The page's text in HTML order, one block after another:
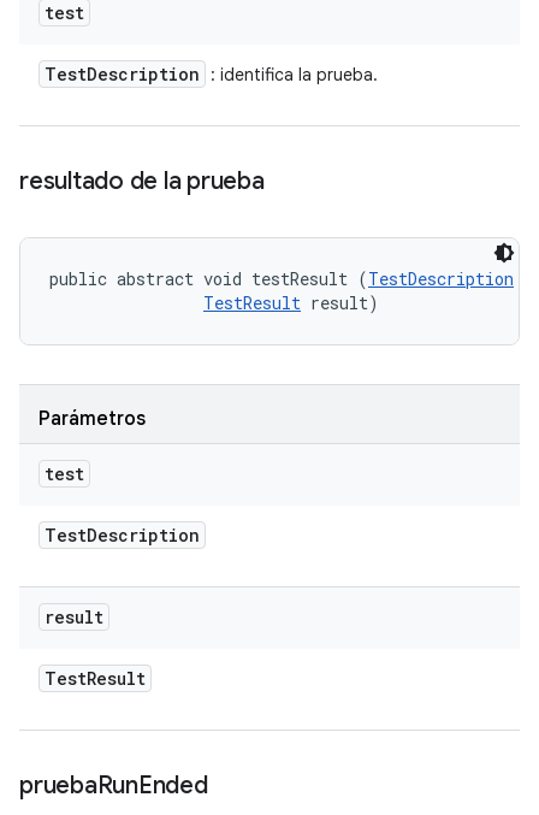
test
TestDescription : identifica la prueba.
resultado de la prueba
public abstract void testResult (TestDescription
TestResult result)
Parámetros
test
TestDescription
result
TestResult
pruebaRunEnded